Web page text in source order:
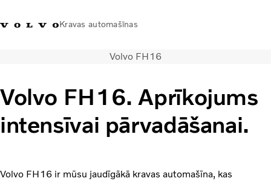
Kravas automašīnas
Volvo Trucks veikalsIenākt Latvija
Transporta risinājumi
Kravas automašīnas
Pakalpojumi
Par mums
Volvo FH16
Volvo FH16. Aprīkojums
intensīvai pārvadāšanai.
Volvo FH16 ir mūsu jaudīgākā kravas automašīna, kas